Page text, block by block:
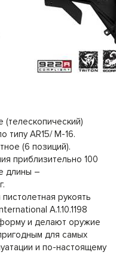
(телескопический)
типу AR15/ М-16.
(6 позиций).
приблизительно 100
длины –
рукоять
A.1.10.1198
и делают оружие
для самых
и по-настоящему